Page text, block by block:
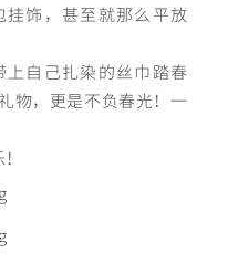
饰，甚至就那么平放
自己扎染的丝巾踏春
物，更是不负春光！一